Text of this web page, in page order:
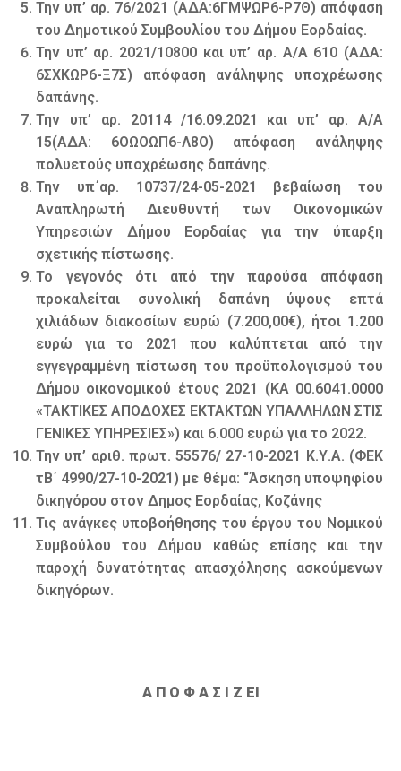
Την υπ’ αρ. 76/2021 (ΑΔΑ:6ΓΜΨΩΡ6-Ρ7Θ) απόφαση
του Δημοτικού Συμβουλίου του Δήμου Εορδαίας.
Την υπ’ αρ. 2021/10800 και υπ’ αρ. Α/Α 610 (ΑΔΑ:
6ΣΧΚΩΡ6-Ξ7Σ) απόφαση ανάληψης υποχρέωσης
δαπάνης.
Την υπ’ αρ. 20114 /16.09.2021 και υπ’ αρ. Α/Α
15(ΑΔΑ: 6ΟΩΟΩΠ6-Λ8Ο) απόφαση ανάληψης
πολυετούς υποχρέωσης δαπάνης.
Την υπ΄αρ. 10737/24-05-2021 βεβαίωση του
Αναπληρωτή Διευθυντή των Οικονομικών
Υπηρεσιών Δήμου Εορδαίας για την ύπαρξη
σχετικής πίστωσης.
Το γεγονός ότι από την παρούσα απόφαση
προκαλείται συνολική δαπάνη ύψους επτά
χιλιάδων διακοσίων ευρώ (7.200,00€), ήτοι 1.200
ευρώ για το 2021 που καλύπτεται από την
εγγεγραμμένη πίστωση του προϋπολογισμού του
Δήμου οικονομικού έτους 2021 (ΚΑ 00.6041.0000
«ΤΑΚΤΙΚΕΣ ΑΠΟΔΟΧΕΣ ΕΚΤΑΚΤΩΝ ΥΠΑΛΛΗΛΩΝ ΣΤΙΣ
ΓΕΝΙΚΕΣ ΥΠΗΡΕΣΙΕΣ») και 6.000 ευρώ για το 2022.
Την υπ’ αριθ. πρωτ. 55576/ 27-10-2021 Κ.Υ.Α. (ΦΕΚ
τΒ΄ 4990/27-10-2021) με θέμα: “Άσκηση υποψηφίου
δικηγόρου στον Δημος Εορδαίας, Κοζάνης
Τις ανάγκες υποβοήθησης του έργου του Νομικού
Συμβούλου του Δήμου καθώς επίσης και την
παροχή δυνατότητας απασχόλησης ασκούμενων
δικηγόρων.
Α Π Ο Φ Α Σ Ι Ζ ΕΙ